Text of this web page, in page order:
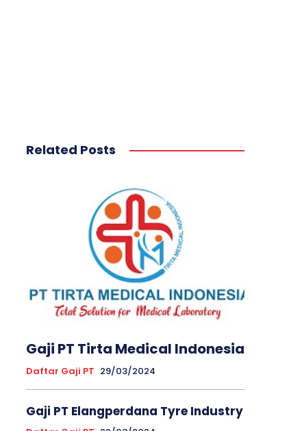
Related Posts
Gaji PT Tirta Medical Indonesia
Daftar Gaji PT 29/03/2024
Gaji PT Elangperdana Tyre Industry